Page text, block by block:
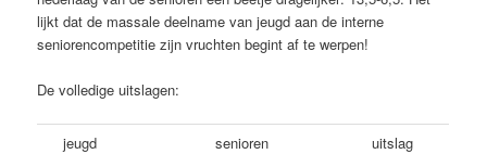
lijkt dat de massale deelname van jeugd aan de interne
seniorencompetitie zijn vruchten begint af te werpen!
De volledige uitslagen:
jeugd senioren
uitslag